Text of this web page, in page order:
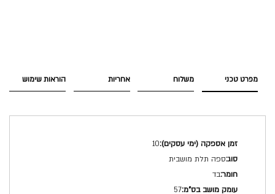
מפרט טכני
מפרט
טכני
10
ספה תלת מושבית
בד
57
משלוח אחריות הוראות שימוש